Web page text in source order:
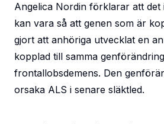
Angelica Nordin förklarar att det
kan vara så att genen som är
gjort att anhöriga utvecklat en
kopplad till samma
frontallobsdemens. Den
orsaka ALS i senare släktled.